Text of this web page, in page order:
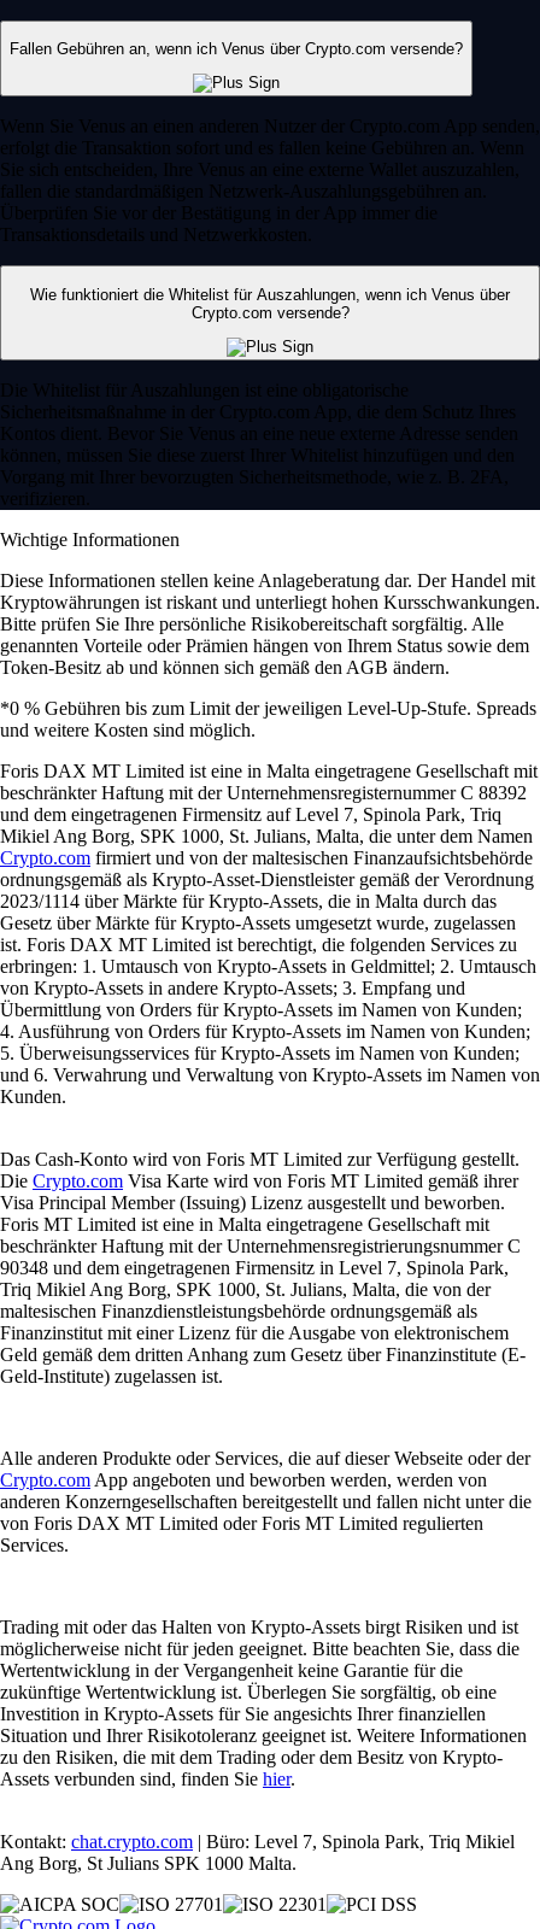
Fallen Gebühren an, wenn ich Venus über Crypto.com versende?
Wenn Sie Venus an einen anderen Nutzer der Crypto.com App senden,
erfolgt die Transaktion sofort und es fallen keine Gebühren an. Wenn
Sie sich entscheiden, Ihre Venus an eine externe Wallet auszuzahlen,
fallen die standardmäßigen Netzwerk-Auszahlungsgebühren an.
Überprüfen Sie vor der Bestätigung in der App immer die
Transaktionsdetails und Netzwerkkosten.
Wie funktioniert die Whitelist für Auszahlungen, wenn ich Venus über
Crypto.com versende?
Die Whitelist für Auszahlungen ist eine obligatorische
Sicherheitsmaßnahme in der Crypto.com App, die dem Schutz Ihres
Kontos dient. Bevor Sie Venus an eine neue externe Adresse senden
können, müssen Sie diese zuerst Ihrer Whitelist hinzufügen und den
Vorgang mit Ihrer bevorzugten Sicherheitsmethode, wie z. B. 2FA,
verifizieren.
Wichtige Informationen
Diese Informationen stellen keine Anlageberatung dar. Der Handel mit
Kryptowährungen ist riskant und unterliegt hohen Kursschwankungen.
Bitte prüfen Sie Ihre persönliche Risikobereitschaft sorgfältig. Alle
genannten Vorteile oder Prämien hängen von Ihrem Status sowie dem
Token-Besitz ab und können sich gemäß den AGB ändern.
*0 % Gebühren bis zum Limit der jeweiligen Level-Up-Stufe. Spreads
und weitere Kosten sind möglich.
Foris DAX MT Limited ist eine in Malta eingetragene Gesellschaft mit
beschränkter Haftung mit der Unternehmensregisternummer C 88392
und dem eingetragenen Firmensitz auf Level 7, Spinola Park, Triq
Mikiel Ang Borg, SPK 1000, St. Julians, Malta, die unter dem Namen
Crypto.com firmiert und von der maltesischen Finanzaufsichtsbehörde
ordnungsgemäß als Krypto-Asset-Dienstleister gemäß der Verordnung
2023/1114 über Märkte für Krypto-Assets, die in Malta durch das
Gesetz über Märkte für Krypto-Assets umgesetzt wurde, zugelassen
ist. Foris DAX MT Limited ist berechtigt, die folgenden Services zu
erbringen: 1. Umtausch von Krypto-Assets in Geldmittel; 2. Umtausch
von Krypto-Assets in andere Krypto-Assets; 3. Empfang und
Übermittlung von Orders für Krypto-Assets im Namen von Kunden;
4. Ausführung von Orders für Krypto-Assets im Namen von Kunden;
5. Überweisungsservices für Krypto-Assets im Namen von Kunden;
und 6. Verwahrung und Verwaltung von Krypto-Assets im Namen von
Kunden.
Das Cash-Konto wird von Foris MT Limited zur Verfügung gestellt.
Die Crypto.com Visa Karte wird von Foris MT Limited gemäß ihrer
Visa Principal Member (Issuing) Lizenz ausgestellt und beworben.
Foris MT Limited ist eine in Malta eingetragene Gesellschaft mit
beschränkter Haftung mit der Unternehmensregistrierungsnummer C
90348 und dem eingetragenen Firmensitz in Level 7, Spinola Park,
Triq Mikiel Ang Borg, SPK 1000, St. Julians, Malta, die von der
maltesischen Finanzdienstleistungsbehörde ordnungsgemäß als
Finanzinstitut mit einer Lizenz für die Ausgabe von elektronischem
Geld gemäß dem dritten Anhang zum Gesetz über Finanzinstitute (E-
Geld-Institute) zugelassen ist.
Alle anderen Produkte oder Services, die auf dieser Webseite oder der
Crypto.com App angeboten und beworben werden, werden von
anderen Konzerngesellschaften bereitgestellt und fallen nicht unter die
von Foris DAX MT Limited oder Foris MT Limited regulierten
Services.
Trading mit oder das Halten von Krypto-Assets birgt Risiken und ist
möglicherweise nicht für jeden geeignet. Bitte beachten Sie, dass die
Wertentwicklung in der Vergangenheit keine Garantie für die
zukünftige Wertentwicklung ist. Überlegen Sie sorgfältig, ob eine
Investition in Krypto-Assets für Sie angesichts Ihrer finanziellen
Situation und Ihrer Risikotoleranz geeignet ist. Weitere Informationen
zu den Risiken, die mit dem Trading oder dem Besitz von Krypto-
Assets verbunden sind, finden Sie hier.
Kontakt: chat.crypto.com | Büro: Level 7, Spinola Park, Triq Mikiel
Ang Borg, St Julians SPK 1000 Malta.